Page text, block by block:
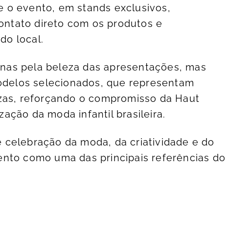
o evento, em stands exclusivos,
direto com os produtos e
local.
pela beleza das apresentações, mas
selecionados, que representam
reforçando o compromisso da Haut
da moda infantil brasileira.
da moda, da criatividade e do
como uma das principais referências do